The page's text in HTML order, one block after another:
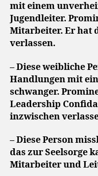
mit einem
Jugendleiter.
Mitarbeiter. Er hat
verlassen.
– Diese weibliche
Handlungen mit
schwanger.
Leadership
inzwischen
– Diese Person
das zur Seelsorge
Mitarbeiter und